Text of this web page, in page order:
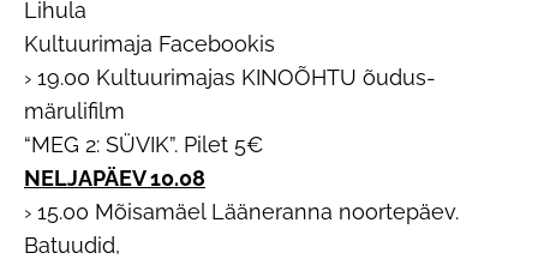
Lihula
Kultuurimaja Facebookis
› 19.00 Kultuurimajas KINOÕHTU õudus-
märulifilm
“MEG 2: SÜVIK”. Pilet 5€
NELJAPÄEV 10.08
› 15.00 Mõisamäel Lääneranna noortepäev.
Batuudid,